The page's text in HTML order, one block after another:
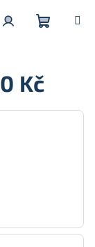
košík
Kč